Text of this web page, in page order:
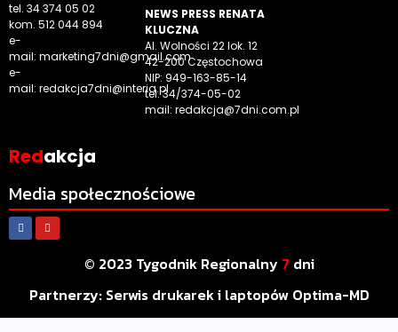
tel. 34 374 05 02
kom. 512 044 894
e-
mail: marketing7dni@gmail.com
e-
mail: redakcja7dni@interia.pl
Redakcja
NEWS PRESS RENATA
KLUCZNA
Al. Wolności 22 lok. 12
42-200 Częstochowa
NIP: 949-163-85-14
tel. 34/374-05-02
mail: redakcja@7dni.com.pl
Media społecznościowe
© 2023 Tygodnik Regionalny 7 dni
Partnerzy: Serwis drukarek i laptopów Optima-MD